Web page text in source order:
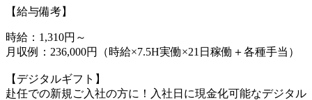
【給与備考】
時給：1,310円～
月収例：236,000円（時給×7.5H実働×21日稼働＋各種手当）
【デジタルギフト】
赴任での新規ご入社の方に！入社日に現金化可能なデジタル